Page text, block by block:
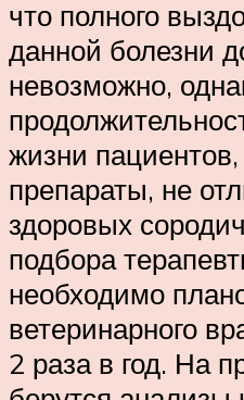
что полного
данной болезни
невозможно,
жизни
препараты, не
здоровых
подбора
необходимо
ветеринарного
2 раза в год. На